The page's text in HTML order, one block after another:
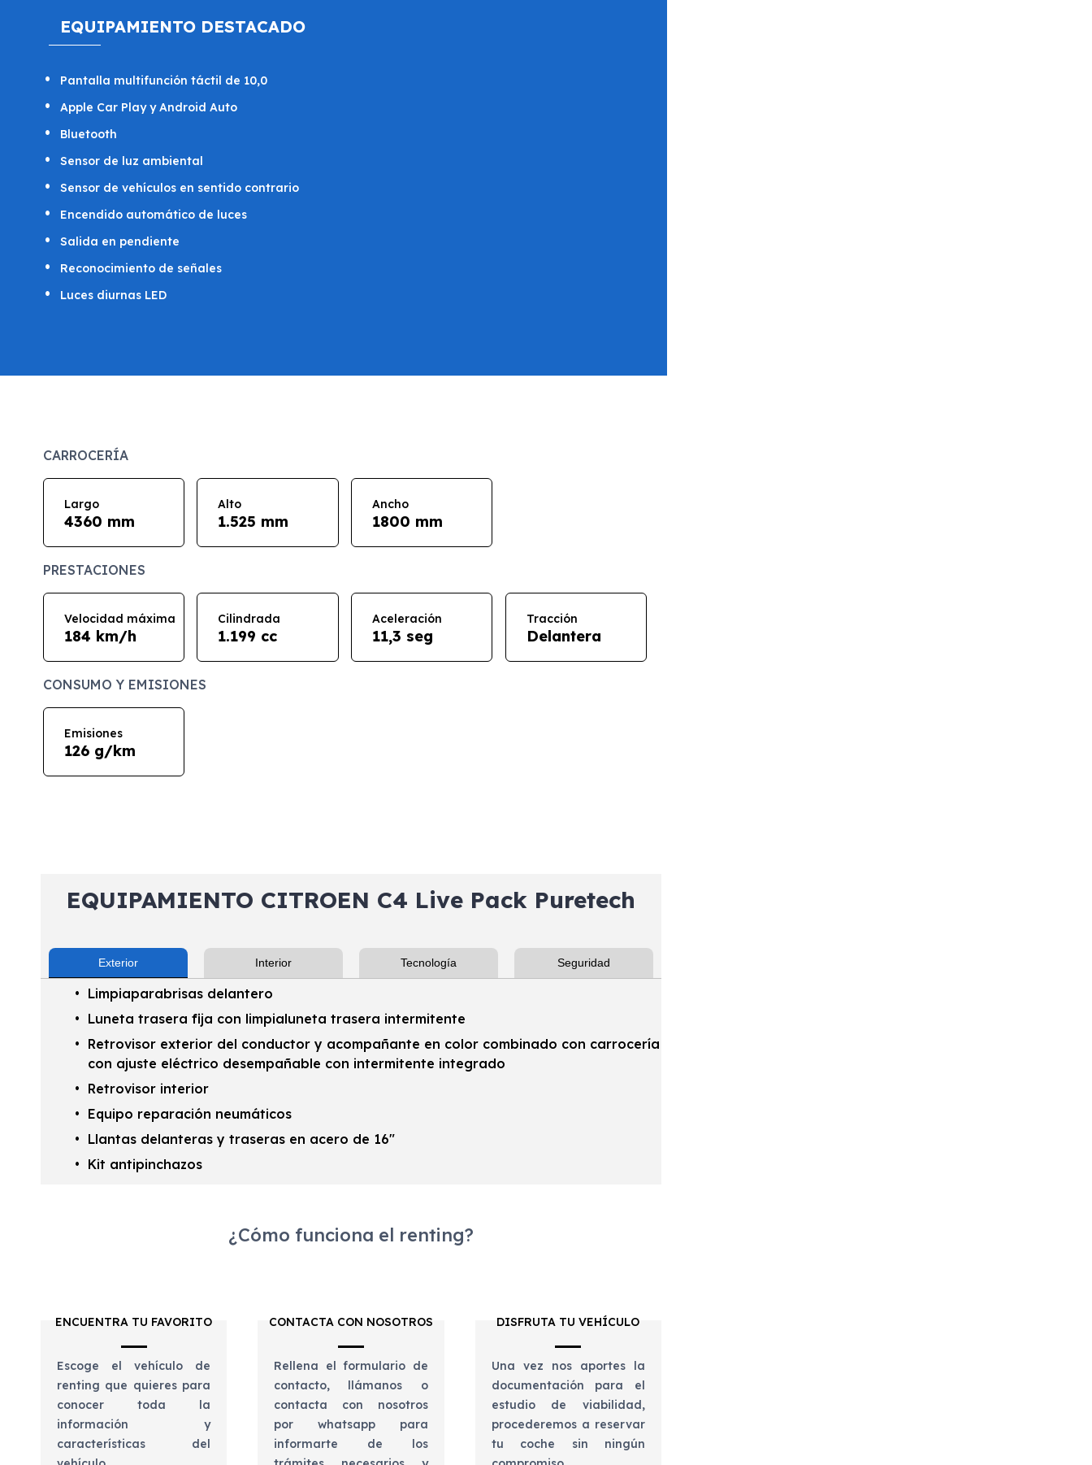
EQUIPAMIENTO DESTACADO
Pantalla multifunción táctil de 10,0
Apple Car Play y Android Auto
Bluetooth
Sensor de luz ambiental
Sensor de vehículos en sentido contrario
Encendido automático de luces
Salida en pendiente
Reconocimiento de señales
Luces diurnas LED
CARROCERÍA
Largo
4360 mm
Alto
1.525 mm
Ancho
1800 mm
PRESTACIONES
Velocidad máxima
184 km/h
Cilindrada
1.199 cc
Aceleración
11,3 seg
Tracción
Delantera
CONSUMO Y EMISIONES
Emisiones
126 g/km
EQUIPAMIENTO CITROEN C4 Live Pack Puretech
Exterior Interior Tecnología Seguridad
Limpiaparabrisas delantero
Luneta trasera fija con limpialuneta trasera intermitente
Retrovisor exterior del conductor y acompañante en color combinado con carrocería
con ajuste eléctrico desempañable con intermitente integrado
Retrovisor interior
Equipo reparación neumáticos
Llantas delanteras y traseras en acero de 16"
Kit antipinchazos
¿Cómo funciona el renting?
ENCUENTRA TU FAVORITO
Escoge el vehículo de
renting que quieres para
conocer toda la
información y
características del
CONTACTA CON NOSOTROS
Rellena el formulario de
contacto, llámanos o
contacta con nosotros
por whatsapp para
informarte de los
DISFRUTA TU VEHÍCULO
Una vez nos aportes la
documentación para el
estudio de viabilidad,
procederemos a reservar
tu coche sin ningún